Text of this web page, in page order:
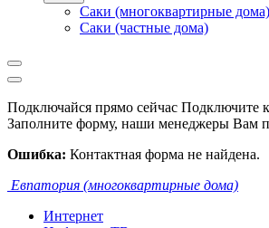
Саки (многоквартирные дома)
Саки (частные дома)
Подключайся прямо сейчас Подключите
Заполните форму, наши менеджеры Вам
Ошибка: Контактная форма не найдена.
Евпатория (многоквартирные дома)
Интернет